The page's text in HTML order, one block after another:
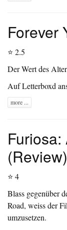
Forever
⭐ 2.5
Der Wert des
Auf Letterboxd
more ...
(Review)
⭐ 4
Blass gegenüber
Road, weiss der
umzusetzen.